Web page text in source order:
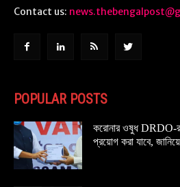
Contact us:
POPULAR POSTS
করোনার ওষুধ DRDO-র
প্রয়োগ করা যাবে,